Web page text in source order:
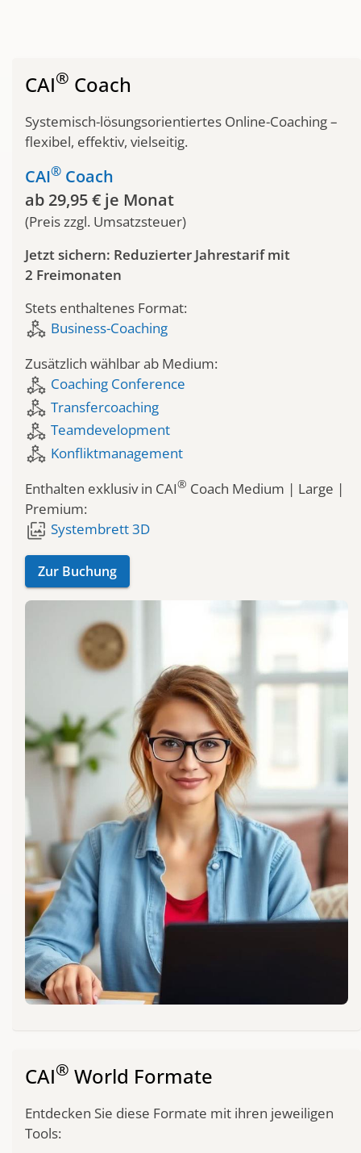
CAI® Coach
Systemisch-lösungsorientiertes Online-Coaching –
flexibel, effektiv, vielseitig.
CAI® Coach
ab 29,95 € je Monat
(Preis zzgl. Umsatzsteuer)
Jetzt sichern: Reduzierter Jahrestarif mit
2 Freimonaten
Stets enthaltenes Format:
component_exchange Business-Coaching
Zusätzlich wählbar ab Medium:
component_exchange Coaching Conference
component_exchange Transfercoaching
component_exchange Teamdevelopment
component_exchange Konfliktmanagement
Enthalten exklusiv in CAI® Coach Medium | Large |
Premium:
wallpaper_slideshow Systembrett 3D
Zur Buchung
CAI® World Formate
Entdecken Sie diese Formate mit ihren jeweiligen
Tools: